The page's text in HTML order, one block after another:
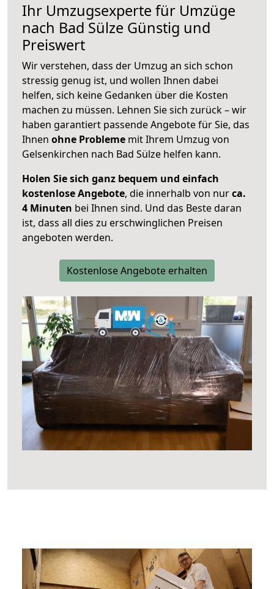
Ihr Umzugsexperte für Umzüge
nach Bad Sülze Günstig und
Preiswert
Wir verstehen, dass der Umzug an sich schon
stressig genug ist, und wollen Ihnen dabei
helfen, sich keine Gedanken über die Kosten
machen zu müssen. Lehnen Sie sich zurück – wir
haben garantiert passende Angebote für Sie, das
Ihnen ohne Probleme mit Ihrem Umzug von
Gelsenkirchen nach Bad Sülze helfen kann.
Holen Sie sich ganz bequem und einfach
kostenlose Angebote, die innerhalb von nurca.
4 Minuten bei Ihnen sind. Und das Beste daran
ist, dass all dies zu erschwinglichen Preisen
angeboten werden.
Kostenlose Angebote erhalten